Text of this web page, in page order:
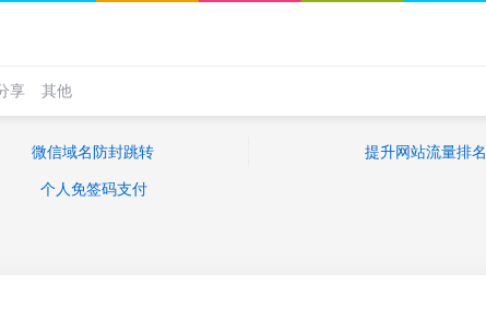
享 其他
微信域名防封跳转 提升网站流量排名
个人免签码支付